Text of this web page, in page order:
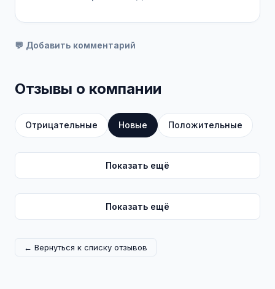
💬 Добавить комментарий
Отзывы о компании
Отрицательные Новые Положительные
Показать ещё
Показать ещё
← Вернуться к списку отзывов